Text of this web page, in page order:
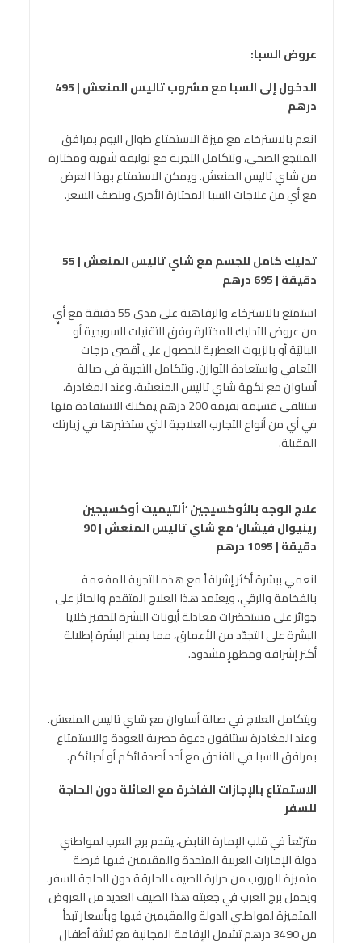
عروض السبا:
الدخول إلى السبا مع مشروب تاليس المنعش | 495
درهم
انعم بالاسترخاء مع ميزة الاستمتاع طوال اليوم بمرافق
المنتجع الصحي، وتتكامل التجربة مع توليفة شهية ومختارة
من شاي تاليس المنعش. ويمكن الاستمتاع بهذا العرض
مع أي من علاجات السبا المختارة الأخرى وبنصف السعر.
تدليك كامل للجسم مع شاي تاليس المنعش | 55
دقيقة | 695 درهم
استمتع بالاسترخاء والرفاهية على مدى 55 دقيقة مع أيٍ
من عروض التدليك المختارة وفق التقنيات السويدية أو
الباليّة أو بالزيوت العطرية للحصول على أقصى درجات
التعافي واستعادة التوازن. وتتكامل التجربة في صالة
أساوان مع نكهة شاي تاليس المنعشة. وعند المغادرة،
ستتلقى قسيمة بقيمة 200 درهم يمكنك الاستفادة منها
في أي من أنواع التجارب العلاجية التي ستختبرها في زيارتك
المقبلة.
علاج الوجه بالأوكسيجين ’ألتيميت أوكسيجين
رينيوال فيشال‘ مع شاي تاليس المنعش | 90
دقيقة | 1095 درهم
انعمي ببشرة أكثر إشراقاً مع هذه التجربة المفعمة
بالفخامة والرقي. ويعتمد هذا العلاج المتقدم والحائز على
جوائز على مستحضرات معادلة أيونات البشرة لتحفيز خلايا
البشرة على التجدّد من الأعماق، مما يمنح البشرة إطلالة
أكثر إشراقة ومظهرٍ مشدود.
ويتكامل العلاج في صالة أساوان مع شاي تاليس المنعش.
وعند المغادرة ستتلقون دعوة حصرية للعودة والاستمتاع
بمرافق السبا في الفندق مع أحد أصدقائكم أو أحبائكم.
الاستمتاع بالإجازات الفاخرة مع العائلة دون الحاجة
للسفر
متربّعاً في قلب الإمارة النابض، يقدم برج العرب لمواطني
دولة الإمارات العربية المتحدة والمقيمين فيها فرصة
متميزة للهروب من حرارة الصيف الحارقة دون الحاجة للسفر.
ويحمل برج العرب في جعبته هذا الصيف العديد من العروض
المتميزة لمواطني الدولة والمقيمين فيها وبأسعار تبدأ
من 3490 درهم تشمل الإقامة المجانية مع ثلاثة أطفال